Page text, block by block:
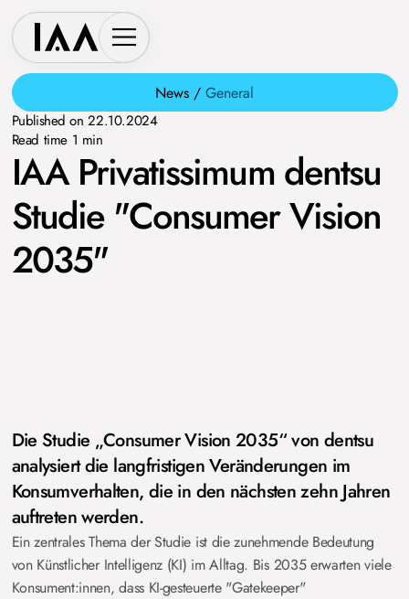
News / General
Published on22.10.2024
Read time 1 min
IAA Privatissimum dentsu
Studie "Consumer Vision
2035"
Die Studie „Consumer Vision 2035“ von dentsu
analysiert die langfristigen Veränderungen im
Konsumverhalten, die in den nächsten zehn Jahren
auftreten werden.
Ein zentrales Thema der Studie ist die zunehmende Bedeutung
von Künstlicher Intelligenz (KI) im Alltag. Bis 2035 erwarten viele
Konsument:innen, dass KI-gesteuerte "Gatekeeper"